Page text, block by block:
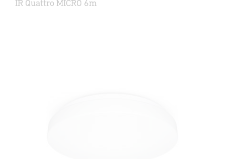
IR Quattro MICRO 6m